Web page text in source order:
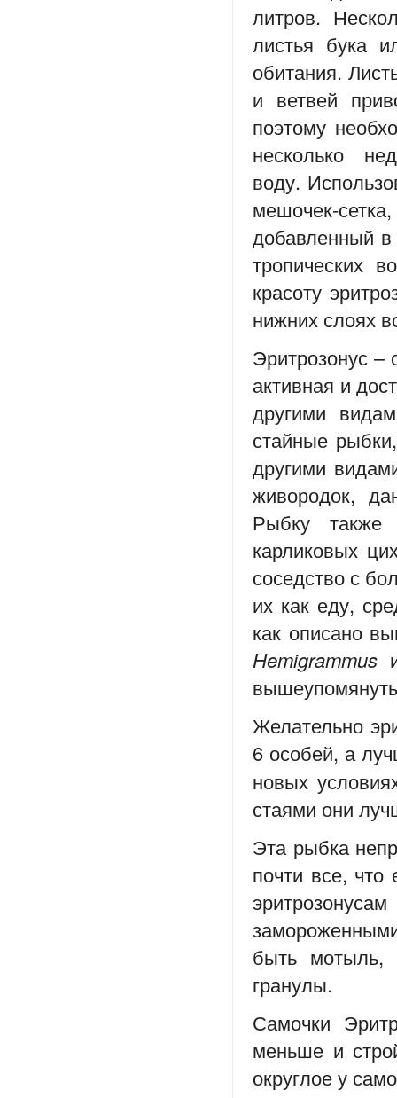
литров.
листья бука
обитания.
и ветвей
поэтому
несколько
воду.
мешочек-
добавленный
тропических
красоту
нижних слоях
Эритрозонус
активная и
другими
стайные
другими
живородок,
Рыбку
карликовых
соседство с
их как еду,
как описано
Hemigrammus
Желательно
6 особей, а
новых
стаями они
Эта рыбка
почти все,
быть мотыль,
гранулы.
Самочки
меньше и
округлое у